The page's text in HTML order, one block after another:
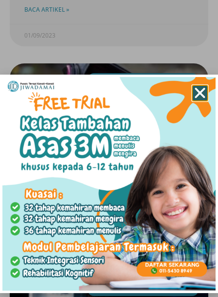
BACA ARTIKEL »
01/09/2023
ISU KELUARGA & RUMAH TANGGA
Kesihatan Mental Boleh Terjejas Disebabkan
Wang?
BACA ARTIKEL »
07/08/2023
ISU KELUARGA & RUMAH TANGGA